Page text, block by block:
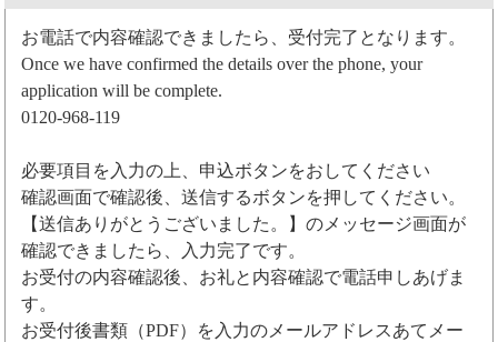
お電話で内容確認できましたら、受付完了となります。
Once we have confirmed the details over the phone, your
application will be complete.
0120-968-119
必要項目を入力の上、申込ボタンをおしてください
確認画面で確認後、送信するボタンを押してください。
【送信ありがとうございました。】のメッセージ画面が
確認できましたら、入力完了です。
お受付の内容確認後、お礼と内容確認で電話申しあげま
す。
お受付後書類（PDF）を入力のメールアドレスあてメー